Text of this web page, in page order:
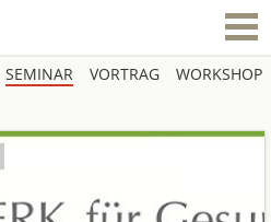
SEMINAR VORTRAG
WORKSHOP